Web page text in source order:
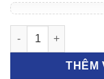
Chắn bùn gầm trái
THÊM